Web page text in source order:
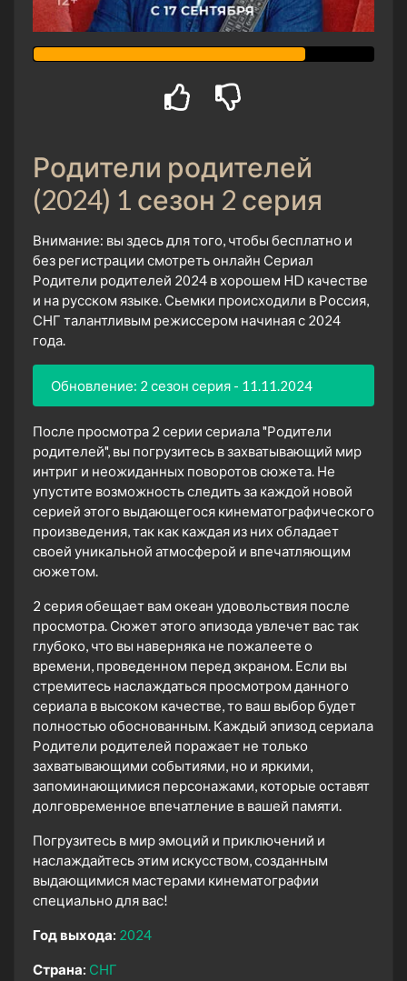
Родители родителей
(2024) 1 сезон 2 серия
Внимание: вы здесь для того, чтобы бесплатно и
без регистрации смотреть онлайн Сериал
Родители родителей 2024 в хорошем HD качестве
и на русском языке. Сьемки происходили в Россия,
СНГ талантливым режиссером начиная с 2024
года.
Обновление: 2 сезон серия - 11.11.2024
После просмотра 2 серии сериала "Родители
родителей", вы погрузитесь в захватывающий мир
интриг и неожиданных поворотов сюжета. Не
упустите возможность следить за каждой новой
серией этого выдающегося кинематографического
произведения, так как каждая из них обладает
своей уникальной атмосферой и впечатляющим
сюжетом.
2 серия обещает вам океан удовольствия после
просмотра. Сюжет этого эпизода увлечет вас так
глубоко, что вы наверняка не пожалеете о
времени, проведенном перед экраном. Если вы
стремитесь наслаждаться просмотром данного
сериала в высоком качестве, то ваш выбор будет
полностью обоснованным. Каждый эпизод сериала
Родители родителей поражает не только
захватывающими событиями, но и яркими,
запоминающимися персонажами, которые оставят
долговременное впечатление в вашей памяти.
Погрузитесь в мир эмоций и приключений и
наслаждайтесь этим искусством, созданным
выдающимися мастерами кинематографии
специально для вас!
Год выхода: 2024
Страна: СНГ